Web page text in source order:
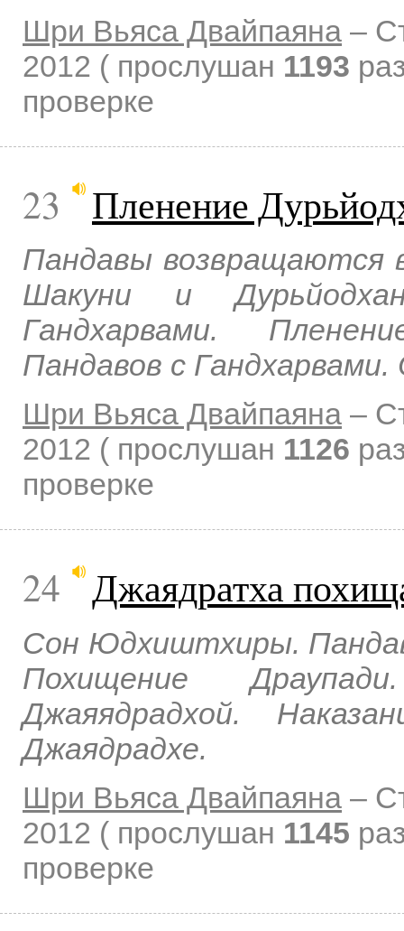
Шри Вьяса Двайпаяна –
2012 ( прослушан 1193
проверке
23 Пленение
Пандавы возвращаются
Шакуни и
Гандхарвами.
Пандавов с
Шри Вьяса Двайпаяна –
2012 ( прослушан 1126
проверке
24 Джаядратха
Сон Юдхиштхиры.
Похищение
Джаяядрадхой.
Джаядрадхе.
Шри Вьяса Двайпаяна –
2012 ( прослушан 1145
проверке